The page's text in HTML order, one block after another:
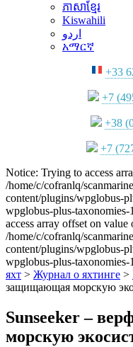
ភាសាខ្មែរ
Kiswahili
اردو
አማርኛ
+33
+7
+38
+7
Notice: Trying to access
/home/c/cofranlq/
content/plugins/wpglobus-
wpglobus-plus-
access array offset on
/home/c/cofranlq/
content/plugins/wpglobus-
wpglobus-plus-
яхт > Журнал о яхтинге >
защищающая морскую
Sunseeker –
морскую